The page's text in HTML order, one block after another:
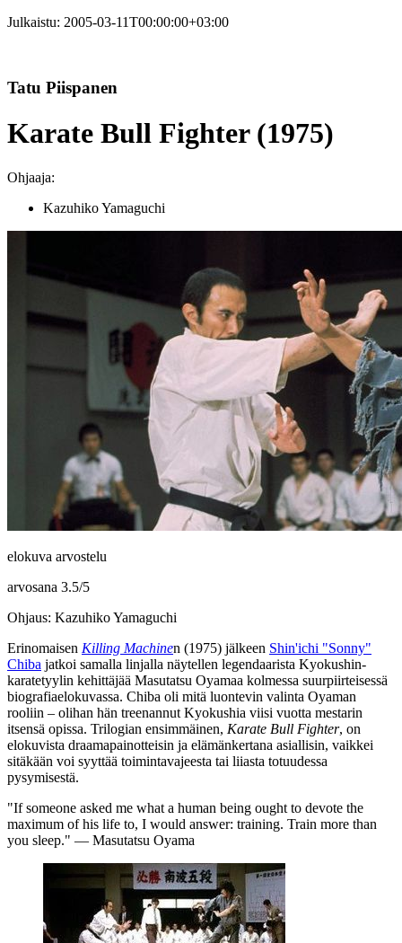
Julkaistu: 2005-03-11T00:00:00+03:00
Tatu Piispanen
Karate Bull Fighter (1975)
Ohjaaja:
Kazuhiko Yamaguchi
elokuva arvostelu
arvosana 3.5/5
Ohjaus: Kazuhiko Yamaguchi
Erinomaisen Killing Machinen (1975) jälkeen Shin'ichi "Sonny"
Chiba jatkoi samalla linjalla näytellen legendaarista Kyokushin-
karatetyylin kehittäjää Masutatsu Oyamaa kolmessa suurpiirteisessä
biografiaelokuvassa. Chiba oli mitä luontevin valinta Oyaman
rooliin – olihan hän treenannut Kyokushia viisi vuotta mestarin
itsensä opissa. Trilogian ensimmäinen, Karate Bull Fighter, on
elokuvista draamapainotteisin ja elämänkertana asiallisin, vaikkei
sitäkään voi syyttää toimintavajeesta tai liiasta totuudessa
pysymisestä.
"If someone asked me what a human being ought to devote the
maximum of his life to, I would answer: training. Train more than
you sleep." — Masutatsu Oyama